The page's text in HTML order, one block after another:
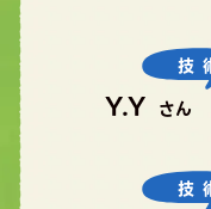
技
Y.Y さん
技